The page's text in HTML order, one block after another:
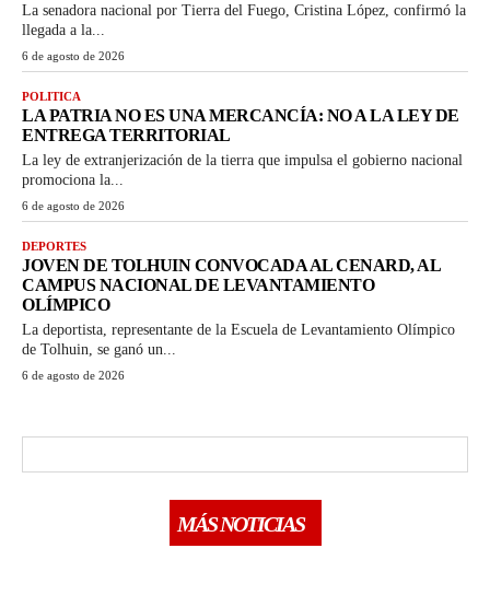
La senadora nacional por Tierra del Fuego, Cristina López, confirmó la
llegada a la...
6 de agosto de 2026
POLITICA
LA PATRIA NO ES UNA MERCANCÍA: NO A LA LEY DE
ENTREGA TERRITORIAL
La ley de extranjerización de la tierra que impulsa el gobierno nacional
promociona la...
6 de agosto de 2026
DEPORTES
JOVEN DE TOLHUIN CONVOCADA AL CENARD, AL
CAMPUS NACIONAL DE LEVANTAMIENTO
OLÍMPICO
La deportista, representante de la Escuela de Levantamiento Olímpico
de Tolhuin, se ganó un...
6 de agosto de 2026
MÁS NOTICIAS